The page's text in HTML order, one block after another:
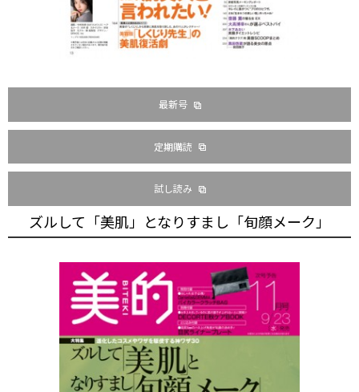
最新号
定期購読
試し読み
ズルして「美肌」となりすまし「旬顔メーク」